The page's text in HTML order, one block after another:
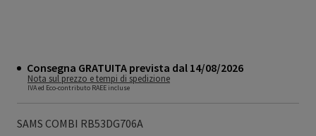
Consegna GRATUITA prevista dal 14/08/2026
Nota sul prezzo e tempi di spedizione
IVA ed Eco-contributo RAEE incluse
SAMS COMBI RB53DG706A